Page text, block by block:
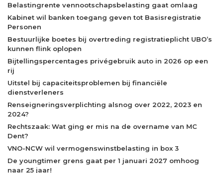
Belastingrente vennootschapsbelasting gaat omlaag
Kabinet wil banken toegang geven tot Basisregistratie
Personen
Bestuurlijke boetes bij overtreding registratieplicht UBO’s
kunnen flink oplopen
Bijtellingspercentages privégebruik auto in 2026 op een
rij
Uitstel bij capaciteitsproblemen bij financiële
dienstverleners
Renseigneringsverplichting alsnog over 2022, 2023 en
2024?
Rechtszaak: Wat ging er mis na de overname van MC
Dent?
VNO-NCW wil vermogenswinstbelasting in box 3
De youngtimer grens gaat per 1 januari 2027 omhoog
naar 25 jaar!